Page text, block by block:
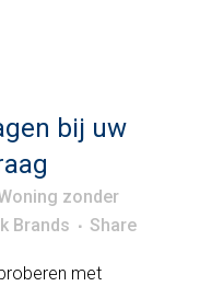
bij uw
zonder
Brands Share
met